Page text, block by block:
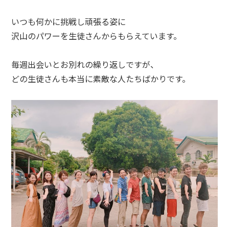
いつも何かに挑戦し頑張る姿に
沢山のパワーを生徒さんからもらえています。
毎週出会いとお別れの繰り返しですが、
どの生徒さんも本当に素敵な人たちばかりです。